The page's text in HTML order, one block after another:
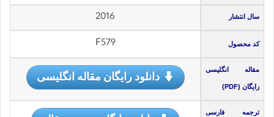
سال انتشار 2016
کد محصول F579
مقاله انگلیسی
رایگان (PDF)
دانلود رایگان مقاله انگلیسی
ترجمه فارسی